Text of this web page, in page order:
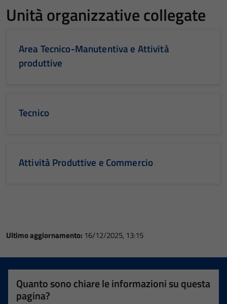
Unità organizzative collegate
Area Tecnico-Manutentiva e Attività
produttive
Tecnico
Attività Produttive e Commercio
Ultimo aggiornamento: 16/12/2025, 13:15
Quanto sono chiare le informazioni su questa
pagina?